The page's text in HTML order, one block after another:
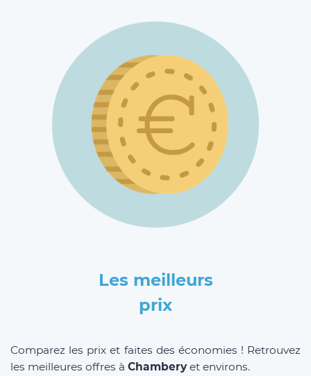
Les meilleurs
prix
Comparez les prix et faites des économies ! Retrouvez
les meilleures offres à Chamberyet environs.